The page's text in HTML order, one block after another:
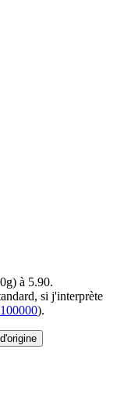
à 5.90.
si j'interprète
).